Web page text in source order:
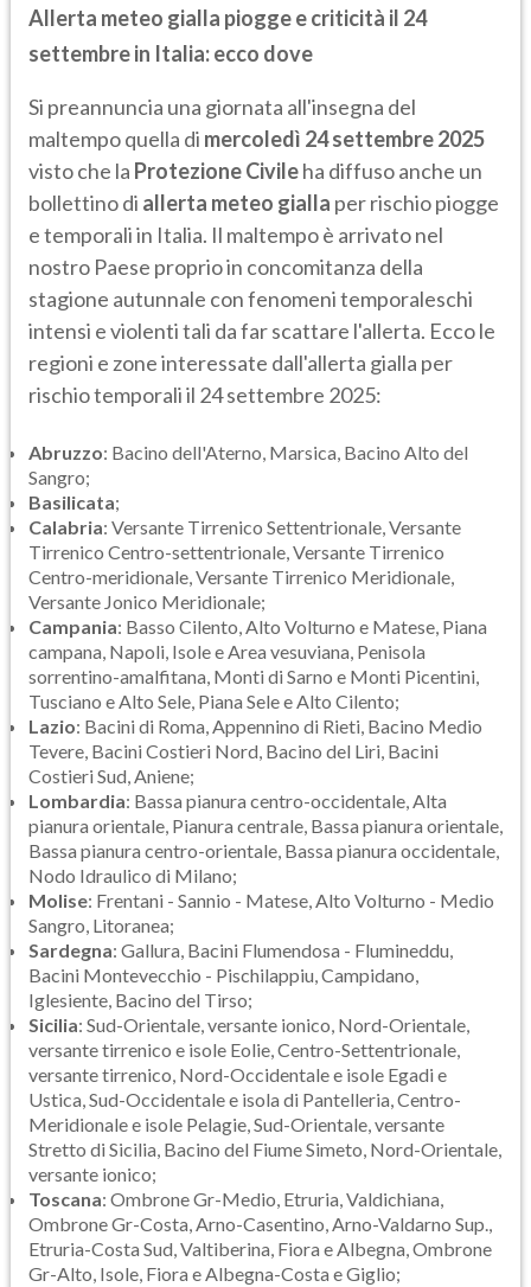
Allerta meteo gialla piogge e criticità il 24
settembre in Italia: ecco dove
Si preannuncia una giornata all'insegna del
maltempo quella di mercoledì 24 settembre 2025
visto che la Protezione Civileha diffuso anche un
bollettino di allerta meteo gialla per rischio piogge
e temporali in Italia. Il maltempo è arrivato nel
nostro Paese proprio in concomitanza della
stagione autunnale con fenomeni temporaleschi
intensi e violenti tali da far scattare l'allerta. Ecco le
regioni e zone interessate dall'allerta gialla per
rischio temporali il 24 settembre 2025:
Abruzzo: Bacino dell'Aterno, Marsica, Bacino Alto del
Sangro;
Basilicata;
Calabria: Versante Tirrenico Settentrionale, Versante
Tirrenico Centro-settentrionale, Versante Tirrenico
Centro-meridionale, Versante Tirrenico Meridionale,
Versante Jonico Meridionale;
Campania: Basso Cilento, Alto Volturno e Matese, Piana
campana, Napoli, Isole e Area vesuviana, Penisola
sorrentino-amalfitana, Monti di Sarno e Monti Picentini,
Tusciano e Alto Sele, Piana Sele e Alto Cilento;
Lazio: Bacini di Roma, Appennino di Rieti, Bacino Medio
Tevere, Bacini Costieri Nord, Bacino del Liri, Bacini
Costieri Sud, Aniene;
Lombardia: Bassa pianura centro-occidentale, Alta
pianura orientale, Pianura centrale, Bassa pianura orientale,
Bassa pianura centro-orientale, Bassa pianura occidentale,
Nodo Idraulico di Milano;
Molise: Frentani - Sannio - Matese, Alto Volturno - Medio
Sangro, Litoranea;
Sardegna: Gallura, Bacini Flumendosa - Flumineddu,
Bacini Montevecchio - Pischilappiu, Campidano,
Iglesiente, Bacino del Tirso;
Sicilia: Sud-Orientale, versante ionico, Nord-Orientale,
versante tirrenico e isole Eolie, Centro-Settentrionale,
versante tirrenico, Nord-Occidentale e isole Egadi e
Ustica, Sud-Occidentale e isola di Pantelleria, Centro-
Meridionale e isole Pelagie, Sud-Orientale, versante
Stretto di Sicilia, Bacino del Fiume Simeto, Nord-Orientale,
versante ionico;
Toscana: Ombrone Gr-Medio, Etruria, Valdichiana,
Ombrone Gr-Costa, Arno-Casentino, Arno-Valdarno Sup.,
Etruria-Costa Sud, Valtiberina, Fiora e Albegna, Ombrone
Gr-Alto, Isole, Fiora e Albegna-Costa e Giglio;